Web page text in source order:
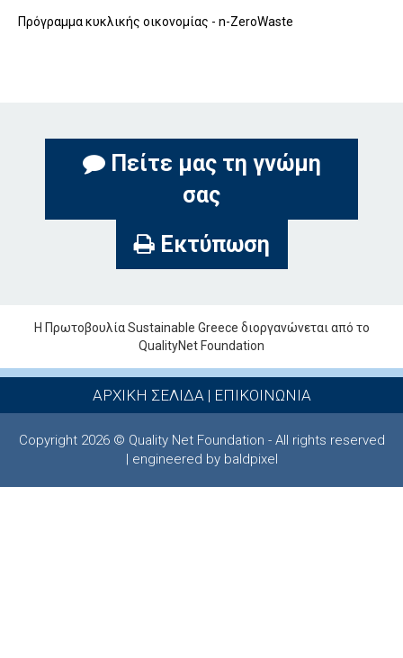
Πρόγραμμα κυκλικής οικονομίας - n-ZeroWaste
Πείτε μας τη γνώμη
σας
Εκτύπωση
Η Πρωτοβουλία Sustainable Greece διοργανώνεται από το
QualityNet Foundation
ΑΡΧΙΚΗ ΣΕΛΙΔΑ| ΕΠΙΚΟΙΝΩΝΙΑ
Copyright 2026 © Quality Net Foundation - All rights reserved
| engineered by baldpixel